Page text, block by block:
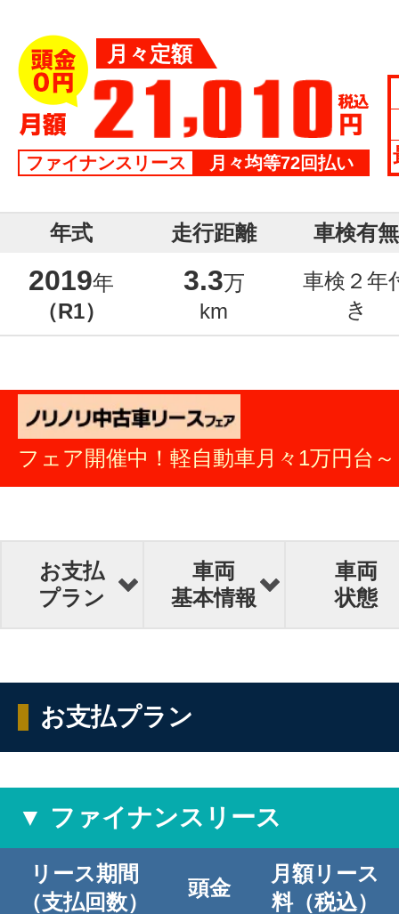
月々定額
ファイナンスリース 月々均等72回払い
年式 走行距離 車検有無
2019年
（R1）
3.3万
km
車検２年
き
フェア開催中！軽自動車月々1万円台～
お支払
プラン
車両
基本情報
車両
状態
お支払プラン
▼ ファイナンスリース
リース期間
（支払回数）
頭金
月額リース
料（税込）